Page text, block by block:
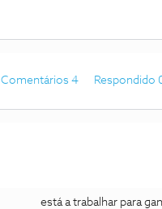
Comentários 4 Respondido
está a trabalhar para